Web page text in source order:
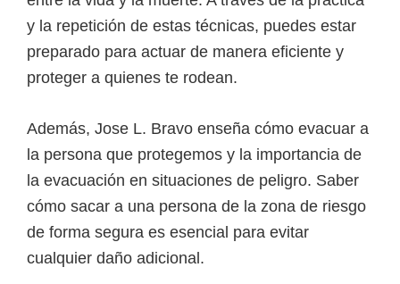
y la repetición de estas técnicas, puedes estar
preparado para actuar de manera eficiente y
proteger a quienes te rodean.
Además, Jose L. Bravo enseña cómo evacuar a
la persona que protegemos y la importancia de
la evacuación en situaciones de peligro. Saber
cómo sacar a una persona de la zona de riesgo
de forma segura es esencial para evitar
cualquier daño adicional.